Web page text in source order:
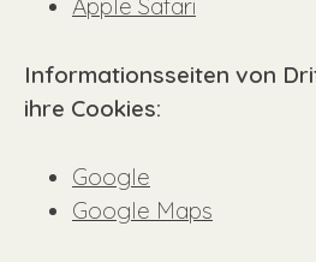
Apple Safari
Informationsseiten von
ihre Cookies:
Google
Google Maps